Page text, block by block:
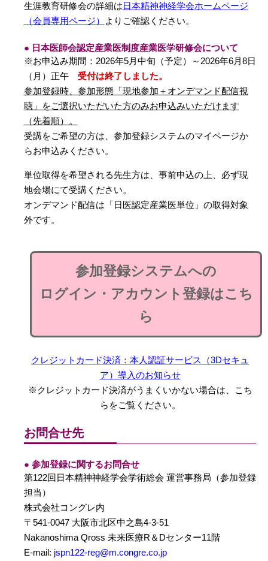
生涯教育研修会の詳細は日本精神神経学会ホームページ
（会員専用ページ）
よりご確認ください。
● 日本医師会認定産業医制度産業医学研修会について
※お申込み期間：2026年5月中旬（予定）～2026年6月8日
（月）正午 受付は終了しました。
参加登録時、参加形態「現地参加＋オンデマンド配信視
聴」をご選択いただいた方のみお申込みいただけます
（先着順）。
受講をご希望の方は、参加登録システムのマイページか
らお申込みください。
単位取得を希望される先生方は、事前申込の上、必ず現
地会場にて受講ください。
オンデマンド配信は「日医認定産業医単位」の取得対象
外です。
参加登録システムへの
ログイン・アカウント登録はこち
ら
クレジットカード決済：本人認証サービス（3Dセキュ
ア）導入のお知らせ
※クレジットカード決済がうまくいかない場合は、こち
らをご覧ください。
お問合せ先
● 参加登録に関するお問合せ
第122回日本精神神経学会学術総会 運営事務局（参加登録
担当）
株式会社コングレ内
〒541-0047 大阪市北区中之島4-3-51
Nakanoshima Qross 未来医療R＆Dセンター11階
E-mail: jspn122-reg@m.congre.co.jp